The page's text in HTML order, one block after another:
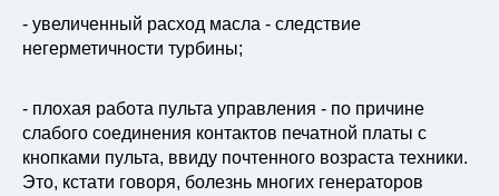
- увеличенный расход масла - следствие
негерметичности турбины;
- плохая работа пульта управления - по причине
слабого соединения контактов печатной платы с
кнопками пульта, ввиду почтенного возраста техники.
Это, кстати говоря, болезнь многих генераторов